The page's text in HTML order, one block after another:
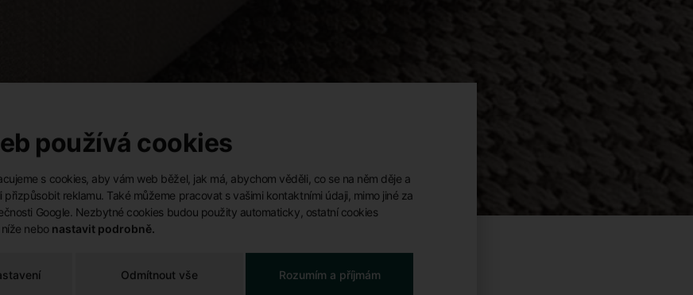
používá cookies
s cookies, aby vám web běžel, jak má, abychom věděli, co se na něm děje a
přizpůsobit reklamu. Také můžeme pracovat s vašimi kontaktními údaji, mimo jiné za
Google. Nezbytné cookies budou použity automaticky, ostatní cookies
nebo nastavit podrobně.
Odmítnout vše Rozumím a příjmám